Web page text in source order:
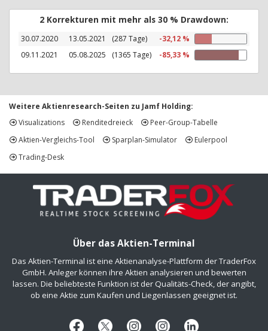
2 Korrekturen mit mehr als 30 % Drawdown:
30.07.2020 13.05.2021 (287 Tage)
-32,12 %
09.11.2021
05.08.2025 (1365 Tage) -85,33 %
Weitere Aktienresearch-Seiten zu Jamf Holding:
Visualizations
Renditedreieck
Peer-Group-Tabelle
Aktien-Vergleichs-Tool
Sparplan-Simulator
Eulerpool
Trading-Desk
Über das Aktien-Terminal
Das Aktien-Terminal ist eine Aktienanalyse-Plattform der TraderFox
GmbH. Anleger können ihre Aktien analysieren und bewerten
lassen. Die beliebteste Funktion ist der Qualitäts-Check, der angibt,
ob eine Aktie zum Kaufen und Liegenlassen geeignet ist.